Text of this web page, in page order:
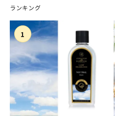
ランキング